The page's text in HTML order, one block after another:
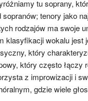
tu soprany,
sopranów; tenory jako
rodzajów ma swoje
klasyfikacji wokalu jest
który
który często łączy
z improwizacji i
gdzie wiele